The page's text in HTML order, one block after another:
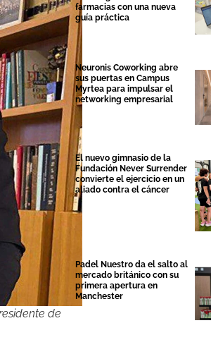
de
farmacias con una nueva
guía práctica
Neuronis Coworking abre
sus puertas en Campus
Myrtea para impulsar el
networking empresarial
El nuevo gimnasio de la
Fundación Never Surrender
convierte el ejercicio en un
aliado contra el cáncer
Padel Nuestro da el salto al
mercado británico con su
primera apertura en
Manchester